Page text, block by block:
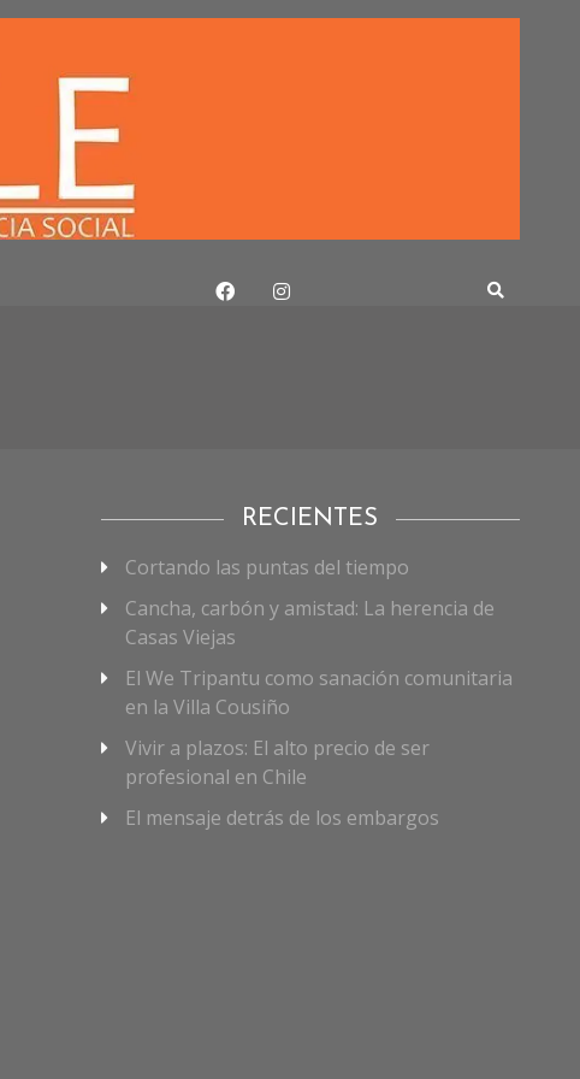
RECIENTES
Cortando las puntas del tiempo
Cancha, carbón y amistad: La herencia de
Casas Viejas
El We Tripantu como sanación comunitaria
en la Villa Cousiño
Vivir a plazos: El alto precio de ser
profesional en Chile
El mensaje detrás de los embargos